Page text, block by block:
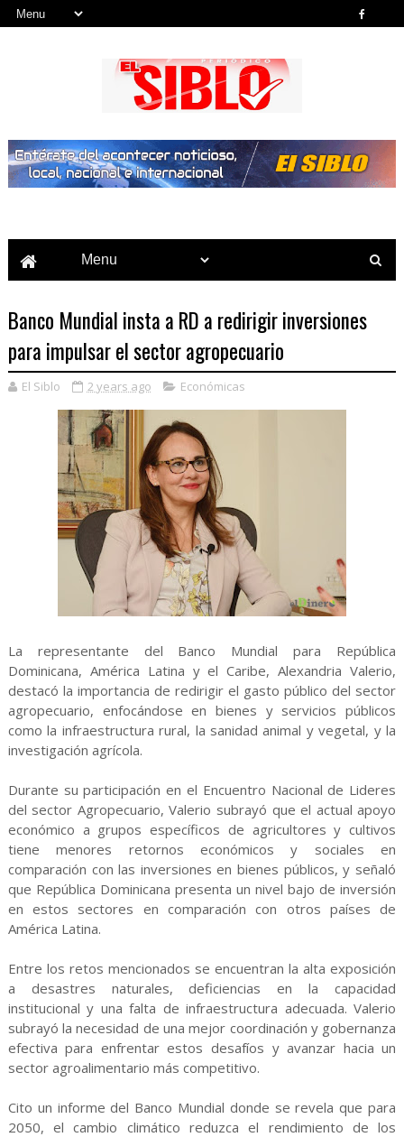
Banco Mundial insta a RD a redirigir inversiones
para impulsar el sector agropecuario
El Siblo 2 years ago Económicas
La representante del Banco Mundial para República
Dominicana, América Latina y el Caribe, Alexandria Valerio,
destacó la importancia de redirigir el gasto público del sector
agropecuario, enfocándose en bienes y servicios públicos
como la infraestructura rural, la sanidad animal y vegetal, y la
investigación agrícola.
Durante su participación en el Encuentro Nacional de Lideres
del sector Agropecuario, Valerio subrayó que el actual apoyo
económico a grupos específicos de agricultores y cultivos
tiene menores retornos económicos y sociales en
comparación con las inversiones en bienes públicos, y señaló
que República Dominicana presenta un nivel bajo de inversión
en estos sectores en comparación con otros países de
América Latina.
Entre los retos mencionados se encuentran la alta exposición
a desastres naturales, deficiencias en la capacidad
institucional y una falta de infraestructura adecuada. Valerio
subrayó la necesidad de una mejor coordinación y gobernanza
efectiva para enfrentar estos desafíos y avanzar hacia un
sector agroalimentario más competitivo.
Cito un informe del Banco Mundial donde se revela que para
2050, el cambio climático reduzca el rendimiento de los